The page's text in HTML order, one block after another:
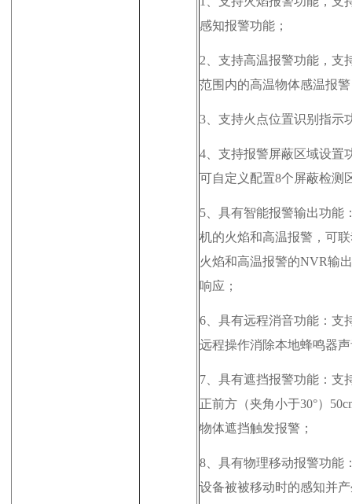
感知报警功能；
2、 支持高温报警功能，支
范围内的高温物体感温报
3、 支持火点位置识别指示
4、 支持报警屏蔽区域设置
可自定义配置8个屏蔽检测
5、 具有智能报警输出功能
机的火焰和高温报警，可
火焰和高温报警的NVR输
响应；
6、 具有远程消音功能：支
远程操作消除本地蜂鸣器
7、 具有遮挡报警功能：支
正前方（夹角小于30°）
物体遮挡触发报警；
8、 具有物理移动报警功能
设备被被移动时的感知并